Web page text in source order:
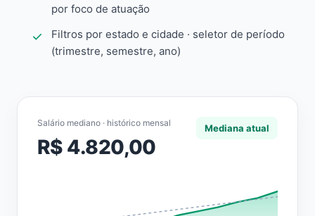
por foco de atuação
Filtros por estado e cidade · seletor de período
(trimestre, semestre, ano)
Salário mediano · histórico mensal
R$ 4.820,00
Mediana atual